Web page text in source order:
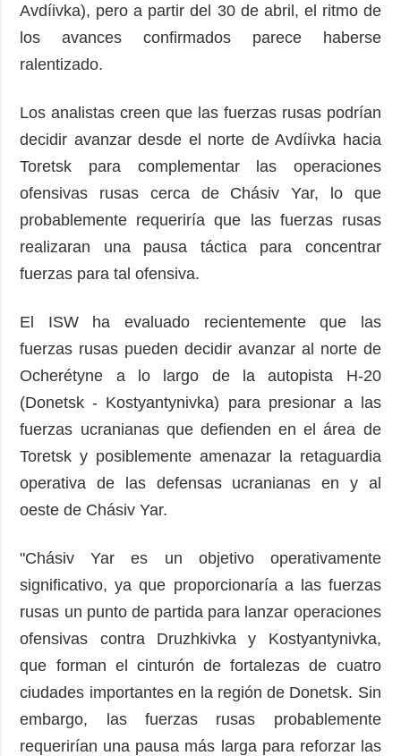
Avdíivka), pero a partir del 30 de abril, el ritmo de
los avances confirmados parece haberse
ralentizado.
Los analistas creen que las fuerzas rusas podrían
decidir avanzar desde el norte de Avdíivka hacia
Toretsk para complementar las operaciones
ofensivas rusas cerca de Chásiv Yar, lo que
probablemente requeriría que las fuerzas rusas
realizaran una pausa táctica para concentrar
fuerzas para tal ofensiva.
El ISW ha evaluado recientemente que las
fuerzas rusas pueden decidir avanzar al norte de
Ocherétyne a lo largo de la autopista H-20
(Donetsk - Kostyantynivka) para presionar a las
fuerzas ucranianas que defienden en el área de
Toretsk y posiblemente amenazar la retaguardia
operativa de las defensas ucranianas en y al
oeste de Chásiv Yar.
"Chásiv Yar es un objetivo operativamente
significativo, ya que proporcionaría a las fuerzas
rusas un punto de partida para lanzar operaciones
ofensivas contra Druzhkivka y Kostyantynivka,
que forman el cinturón de fortalezas de cuatro
ciudades importantes en la región de Donetsk. Sin
embargo, las fuerzas rusas probablemente
requerirían una pausa más larga para reforzar las